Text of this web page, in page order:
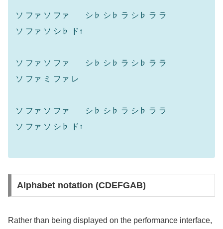
ソ ファ ソ ファ シ♭ シ♭ ラ シ♭ ラ ラ
ソ ファ ソ シ♭ ド↑
ソ ファ ソ ファ シ♭ シ♭ ラ シ♭ ラ ラ
ソ ファ ミ ファ レ
ソ ファ ソ ファ シ♭ シ♭ ラ シ♭ ラ ラ
ソ ファ ソ シ♭ ド↑
Alphabet notation (CDEFGAB)
Rather than being displayed on the performance interface,